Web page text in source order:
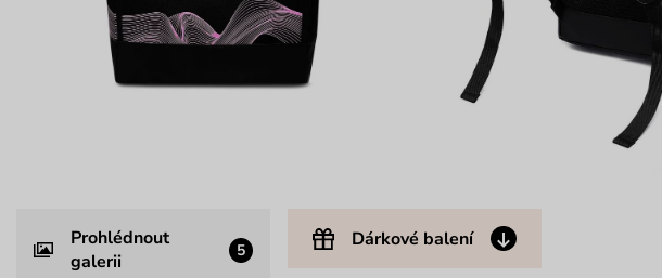
Prohlédnout
galerii
5 Dárkové balení